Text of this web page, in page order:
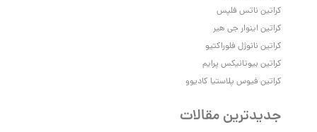
کراتین ناتس فلپس
کراتین اینوار جی هیر
کراتین نانوژل فلوراکتیو
کراتین بیوتانیکس پرایم
کراتین فیوس پلاستیا کادیوو
جدیدترین مقالات